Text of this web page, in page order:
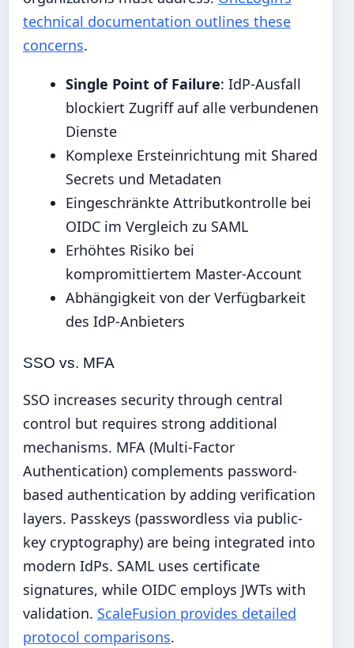
technical documentation outlines these
concerns.
Single Point of Failure: IdP-Ausfall
blockiert Zugriff auf alle verbundenen
Dienste
Komplexe Ersteinrichtung mit Shared
Secrets und Metadaten
Eingeschränkte Attributkontrolle bei
OIDC im Vergleich zu SAML
Erhöhtes Risiko bei
kompromittiertem Master-Account
Abhängigkeit von der Verfügbarkeit
des IdP-Anbieters
SSO vs. MFA
SSO increases security through central
control but requires strong additional
mechanisms. MFA (Multi-Factor
Authentication) complements password-
based authentication by adding verification
layers. Passkeys (passwordless via public-
key cryptography) are being integrated into
modern IdPs. SAML uses certificate
signatures, while OIDC employs JWTs with
validation. ScaleFusion provides detailed
protocol comparisons.